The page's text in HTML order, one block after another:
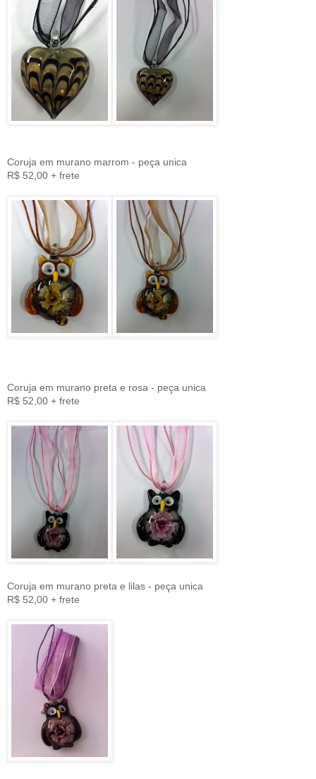
Coruja em murano marrom - peça unica
R$ 52,00 + frete
Coruja em murano preta e rosa - peça unica
R$ 52,00 + frete
Coruja em murano preta e lilas - peça unica
R$ 52,00 + frete